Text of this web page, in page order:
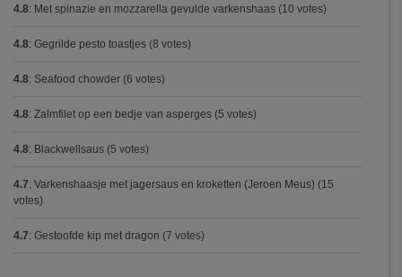
4.8: Met spinazie en mozzarella gevulde varkenshaas (10 votes)
4.8: Gegrilde pesto toastjes (8 votes)
4.8: Seafood chowder (6 votes)
4.8: Zalmfilet op een bedje van asperges (5 votes)
4.8: Blackwellsaus (5 votes)
4.7: Varkenshaasje met jagersaus en kroketten (Jeroen Meus) (15
votes)
4.7: Gestoofde kip met dragon (7 votes)